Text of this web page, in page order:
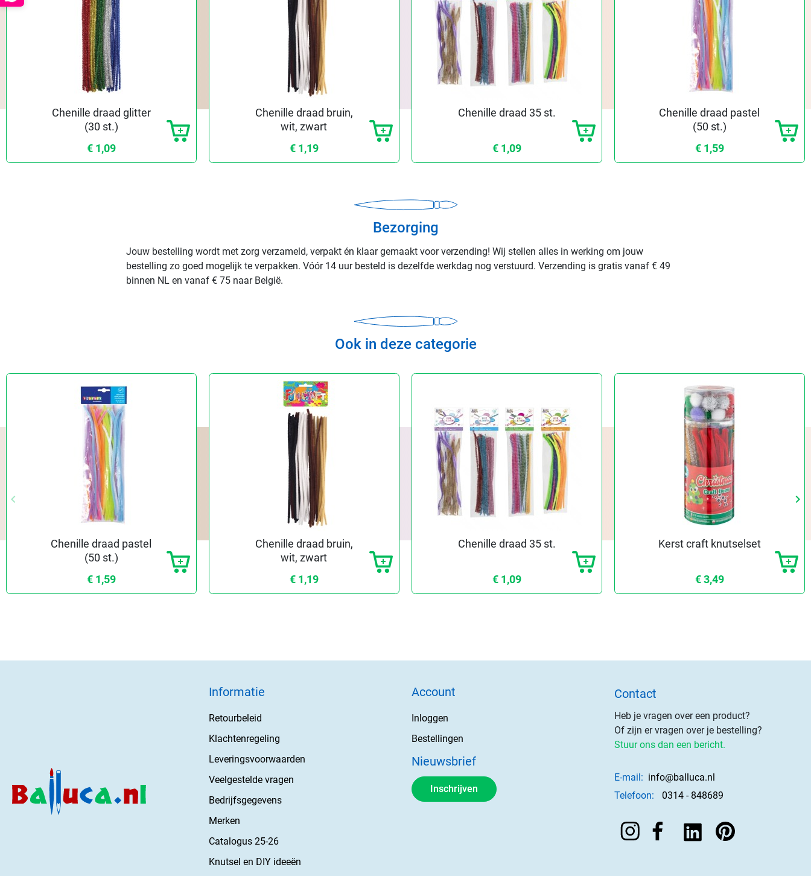
Chenille draad glitter
(30 st.)
€ 1,09
Chenille draad bruin,
wit, zwart
€ 1,19
Chenille draad 35 st.
€ 1,09
Chenille draad pastel
(50 st.)
€ 1,59
Bezorging
Jouw bestelling wordt met zorg verzameld, verpakt én klaar gemaakt voor verzending! Wij stellen alles in werking om jouw
bestelling zo goed mogelijk te verpakken. Vóór 14 uur besteld is dezelfde werkdag nog verstuurd. Verzending is gratis vanaf € 49
binnen NL en vanaf € 75 naar België.
Ook in deze categorie
Vorige
keyboard_arrow_left keyboard_arrow_right
Chenille draad pastel
(50 st.)
€ 1,59
Chenille draad bruin,
wit, zwart
€ 1,19
Chenille draad 35 st.
€ 1,09
Kerst craft knutselset
€ 3,49
Informatie
Retourbeleid
Klachtenregeling
Leveringsvoorwaarden
Veelgestelde vragen
Bedrijfsgegevens
Merken
Catalogus 25-26
Knutsel en DIY ideeën
Account
Inloggen
Bestellingen
Nieuwsbrief
Inschrijven
Contact
Heb je vragen over een product?
Of zijn er vragen over je bestelling?
Stuur ons dan een bericht.
E-mail: info@balluca.nl
Telefoon:
0314 - 848689